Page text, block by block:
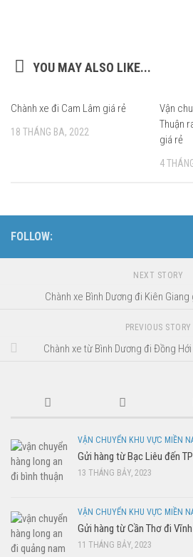
YOU MAY ALSO LIKE...
Chành xe đi Cam Lâm giá rẻ
18 THÁNG BA, 2022
Vận
Thuận
giá rẻ
4
FOLLOW:
NEXT STORY
Chành xe Bình Dương đi Kiên
PREVIOUS STORY
Chành xe từ Bình Dương đi Đồng
VẬN CHUYỂN KHU VỰC MIỀN
Gửi hàng từ Bạc Liêu đến
13 THÁNG BẢY, 2023
VẬN CHUYỂN KHU VỰC MIỀN
Gửi hàng từ Cần Thơ đi
11 THÁNG BẢY, 2023